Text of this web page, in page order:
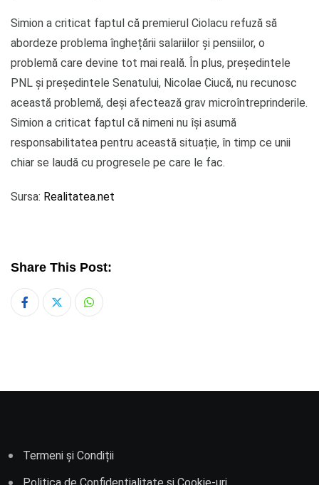
Simion a criticat faptul că premierul Ciolacu refuză să
abordeze problema înghețării salariilor și pensiilor, o
problemă care devine tot mai reală. În plus, președintele
PNL și președintele Senatului, Nicolae Ciucă, nu recunosc
această problemă, deși afectează grav microîntreprinderile.
Simion a criticat faptul că nimeni nu își asumă
responsabilitatea pentru această situație, în timp ce unii
chiar se laudă cu progresele pe care le fac.
Sursa: Realitatea.net
Share This Post:
Whatsapp
Termeni și Condiții
Politica de Confidențialitate și Cookie-uri